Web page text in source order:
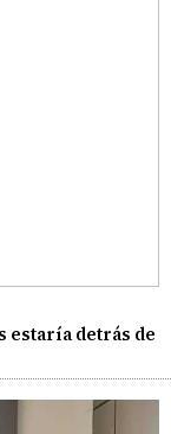
estaría detrás de